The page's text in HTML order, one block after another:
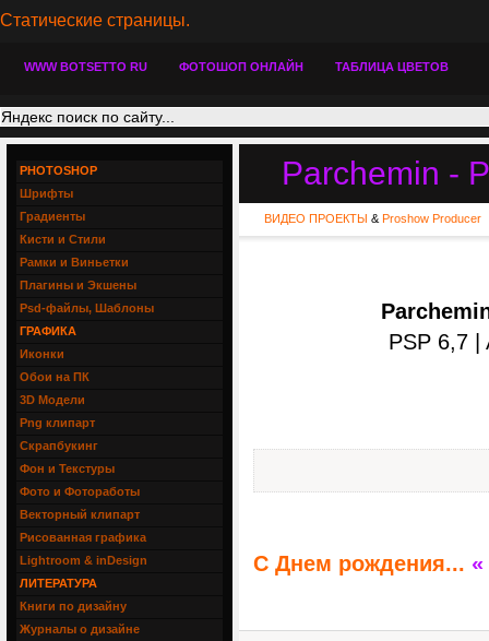
Статические страницы.
WWW BOTSETTO RU ФОТОШОП ОНЛАЙН ТАБЛИЦА ЦВЕТОВ
Parchemin -
ВИДЕО ПРОЕКТЫ & Proshow Producer
PSP 6,7 |
С Днем рождения...
PHOTOSHOP
Шрифты
Градиенты
Кисти и Стили
Рамки и Виньетки
Плагины и Экшены
Psd-файлы, Шаблоны
ГРАФИКА
Иконки
Обои на ПК
3D Модели
Png клипарт
Скрапбукинг
Фон и Текстуры
Фото и Фотоработы
Векторный клипарт
Рисованная графика
Lightroom & inDesign
ЛИТЕРАТУРА
Книги по дизайну
Журналы о дизайне